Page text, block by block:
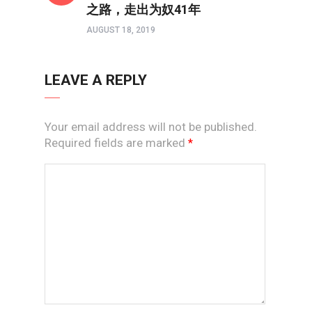
之路，走出为奴41年
AUGUST 18, 2019
LEAVE A REPLY
Your email address will not be published.
Required fields are marked *